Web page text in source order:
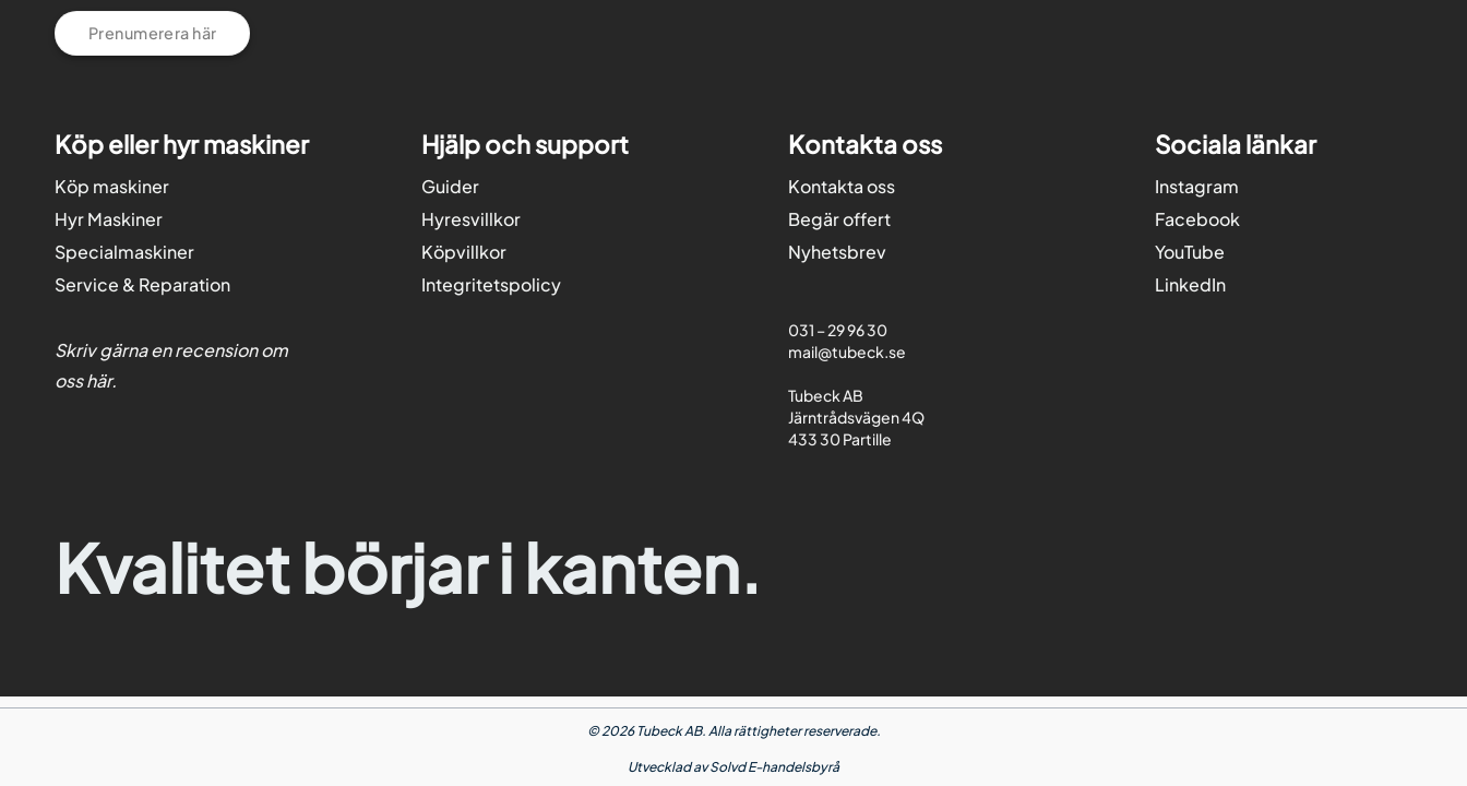
Prenumerera här
Köp eller hyr maskiner
Köp maskiner
Hyr Maskiner
Specialmaskiner
Service & Reparation
Skriv gärna en recension om
osshär.
Hjälp och support
Guider
Hyresvillkor
Köpvillkor
Integritetspolicy
Kontakta oss
Kontakta oss
Begär offert
Nyhetsbrev
031 – 29 96 30
mail@tubeck.se
Tubeck AB
Järntrådsvägen 4Q
433 30 Partille
Sociala länkar
Instagram
Facebook
YouTube
LinkedIn
Kvalitet börjar i kanten.
© 2026 Tubeck AB. Alla rättigheter reserverade.
Utvecklad avSolvd E-handelsbyrå